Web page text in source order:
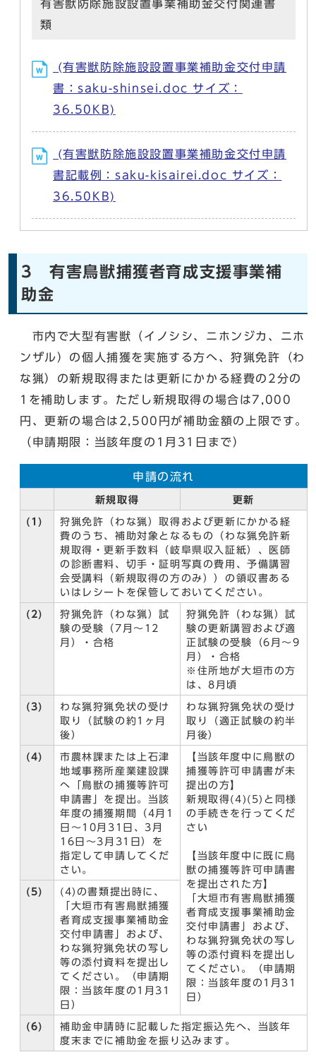
有害獣防除施設設置事業補助金交付関連書
類
(有害獣防除施設設置事業補助金交付申請
書：saku-shinsei.doc サイズ：
36.50KB)
(有害獣防除施設設置事業補助金交付申請
書記載例：saku-kisairei.doc サイズ：
36.50KB)
3 有害鳥獣捕獲者育成支援事業補
助金
市内で大型有害獣（イノシシ、ニホンジカ、ニホ
ンザル）の個人捕獲を実施する方へ、狩猟免許（わ
な猟）の新規取得または更新にかかる経費の2分の
1を補助します。ただし新規取得の場合は7,000
円、更新の場合は2,500円が補助金額の上限です。
（申請期限：当該年度の1月31日まで）
申請の流れ
新規取得 更新
(1)
狩猟免許（わな猟）取得および更新にかかる経
費のうち、補助対象となるもの（わな猟免許新
規取得・更新手数料（岐阜県収入証紙）、医師
の診断書料、切手・証明写真の費用、予備講習
会受講料（新規取得の方のみ））の領収書ある
いはレシートを保管しておいてください。
(2)
狩猟免許（わな猟）試
験の受験（7月～12
月）・合格
狩猟免許（わな猟）試
験の更新講習および適
正試験の受験（6月～9
月）・合格
※住所地が大垣市の方
は、8月頃
(3)
わな猟狩猟免状の受け
取り（試験の約1ヶ月
後）
わな猟狩猟免状の受け
取り（適正試験の約半
月後）
(4)
市農林課または上石津
地域事務所産業建設課
へ「鳥獣の捕獲等許可
申請書」を提出。当該
年度の捕獲期間（4月1
日～10月31日、3月
16日～3月31日）を
指定して申請してくだ
さい。
【当該年度中に鳥獣の
捕獲等許可申請書が未
提出の方】
新規取得(4)(5)と同様
の手続きを行ってくだ
さい
【当該年度中に既に鳥
獣の捕獲等許可申請書
を提出された方】
「大垣市有害鳥獣捕獲
者育成支援事業補助金
交付申請書」および、
わな猟狩猟免状の写し
等の添付資料を提出し
てください。（申請期
限：当該年度の1月31
日）
(5)
(4)の書類提出時に、
「大垣市有害鳥獣捕獲
者育成支援事業補助金
交付申請書」および、
わな猟狩猟免状の写し
等の添付資料を提出し
てください。（申請期
限：当該年度の1月31
日）
(6)
補助金申請時に記載した指定振込先へ、当該年
度末までに補助金を振り込みます。